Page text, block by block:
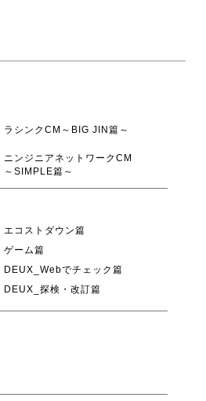
ラシンクCM～BIG JIN篇～
ニンジニアネットワークCM
～SIMPLE篇～
エコストダウン篇
ゲーム篇
DEUX_Webでチェック篇
DEUX_探検・改訂篇